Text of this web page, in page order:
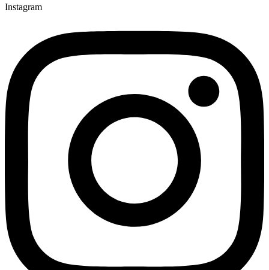
Instagram